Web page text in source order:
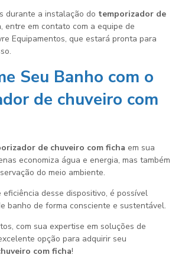
durante a instalação do temporizador de
, entre em contato com a equipe de
Equipamentos, que estará pronta para
Seu Banho com o
de chuveiro com
de chuveiro com ficha em sua
economiza água e energia, mas também
do meio ambiente.
eficiência desse dispositivo, é possível
banho de forma consciente e sustentável.
com sua expertise em soluções de
opção para adquirir seu
com ficha!